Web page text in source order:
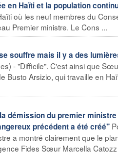
en Haïti et la population
où les neuf membres du
Premier ministre. Le Cons ...
souffre mais il y a des
- "Difficile". C'est ainsi que
Busto Arsizio, qui travaille en
démission du premier
précédent a été créé"
a montré clairement que le
Fides Sœur Marcella Catozz